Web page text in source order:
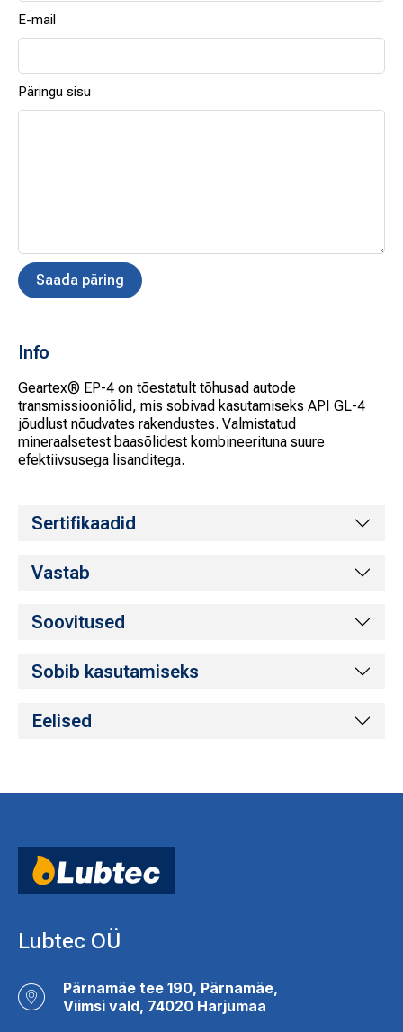
E-mail
Päringu sisu
Info
Geartex® EP-4 on tõestatult tõhusad autode
transmissiooniõlid, mis sobivad kasutamiseks API GL-4
jõudlust nõudvates rakendustes. Valmistatud
mineraalsetest baasõlidest kombineerituna suure
efektiivsusega lisanditega.
Sertifikaadid
Vastab
Soovitused
Sobib kasutamiseks
Eelised
Lubtec OÜ
Pärnamäe tee 190, Pärnamäe,
Viimsi vald, 74020 Harjumaa